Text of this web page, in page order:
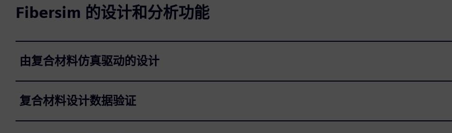
Fibersim 的设计和分析功能
由复合材料仿真驱动的设计
复合材料设计数据验证